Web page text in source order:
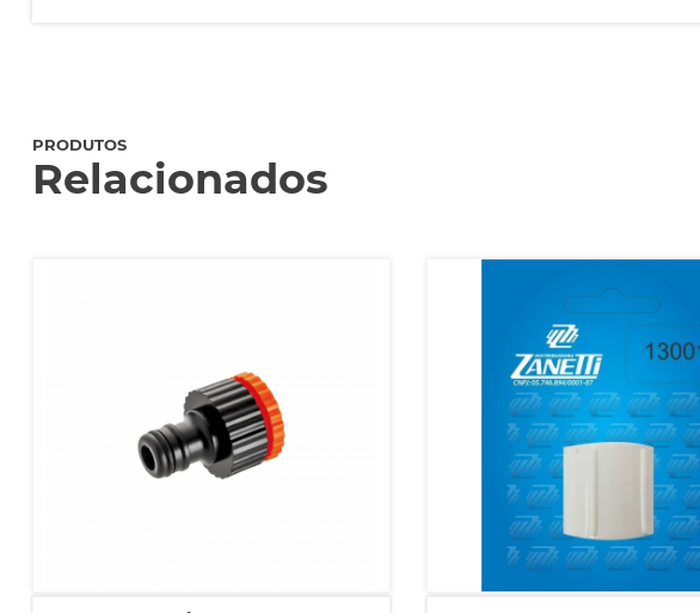
PRODUTOS
Relacionados